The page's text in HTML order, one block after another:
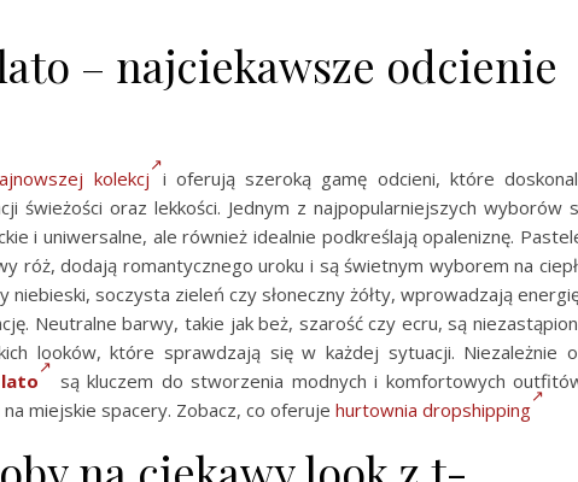
– najciekawsze odcienie
kolekcj
i oferują szeroką gamę odcieni, które
świeżości oraz lekkości. Jednym z najpopularniejszych wyborów
i uniwersalne, ale również idealnie podkreślają opaleniznę.
róż, dodają romantycznego uroku i są świetnym wyborem na
soczysta zieleń czy słoneczny żółty, wprowadzają
Neutralne barwy, takie jak beż, szarość czy ecru, są
looków, które sprawdzają się w każdej sytuacji. Niezależnie
są kluczem do stworzenia modnych i komfortowych
miejskie spacery. Zobacz, co oferuje hurtownia dropshipping